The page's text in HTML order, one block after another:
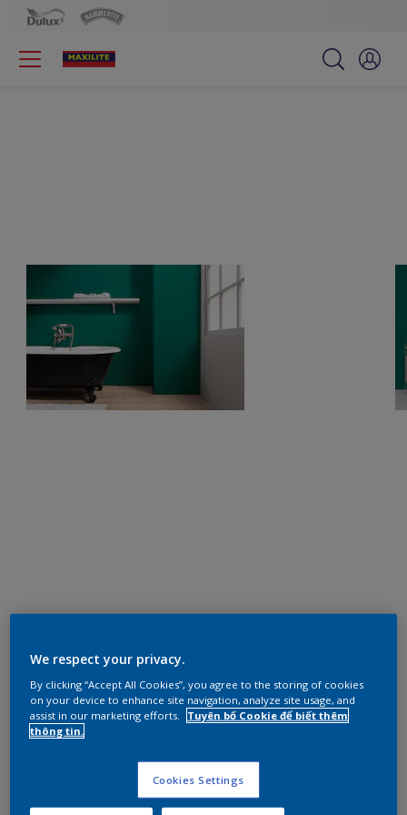
We respect your privacy.
By clicking “Accept All Cookies”, you agree to the storing of cookies
on your device to enhance site navigation, analyze site usage, and
assist in our marketing efforts.
Tuyên bố Cookie để biết thêm
thông tin.
Cookies Settings